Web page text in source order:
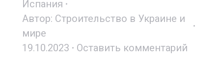
Испания
Автор: Строительство в Украине и
мире
19.10.2023
Оставить комментарий